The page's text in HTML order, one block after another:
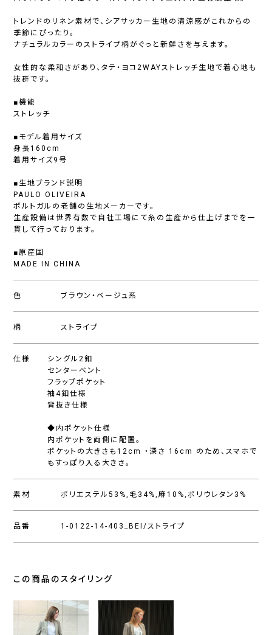
トレンドのリネン素材で、シアサッカー生地の清涼感がこれからの
季節にぴったり。
ナチュラルカラーのストライプ柄がぐっと新鮮さを与えます。
女性的な柔和さがあり、タテ・ヨコ2WAYストレッチ生地で着心地も
抜群です。
■機能
ストレッチ
■モデル着用サイズ
身長160cm
着用サイズ9号
■生地ブランド説明
PAULO OLIVEIRA
ポルトガルの老舗の生地メーカーです。
生産設備は世界有数で自社工場にて糸の生産から仕上げまでを一
貫して行っております。
■原産国
MADE IN CHINA
色 ブラウン・ベージュ系
柄 ストライプ
仕様
シングル2釦
センターベント
フラップポケット
袖4釦仕様
背抜き仕様
◆内ポケット仕様
内ポケットを両側に配置。
ポケットの大きさも12cm ・深さ 16cm のため、スマホで
もすっぽり入る大きさ。
素材 ポリエステル53%,毛34%,麻10%,ポリウレタン3%
品番 1-0122-14-403_BEI/ストライプ
この商品のスタイリング